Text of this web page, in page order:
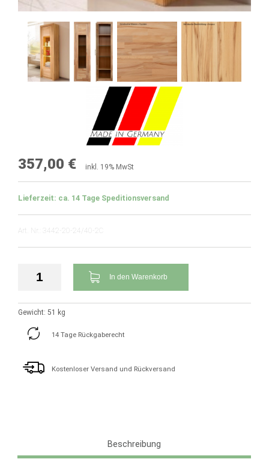
357,00 € inkl. 19% MwSt
Lieferzeit: ca. 14 Tage Speditionsversand
Art. Nr.: 3442-20-24/40-2C
In den Warenkorb
Gewicht: 51 kg
14 Tage Rückgaberecht
Kostenloser Versand und Rückversand
Beschreibung